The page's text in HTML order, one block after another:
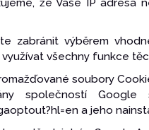
že Vaše IP
zabránit výběrem
všechny funkce
soubory
společností Google
a jeho